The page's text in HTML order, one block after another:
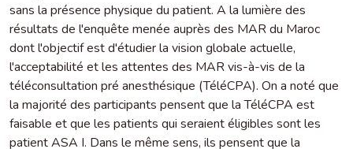
sans la présence physique du patient. A la lumière des
résultats de l'enquête menée auprès des MAR du Maroc
dont l'objectif est d'étudier la vision globale actuelle,
l'acceptabilité et les attentes des MAR vis-à-vis de la
téléconsultation pré anesthésique (TéléCPA). On a noté que
la majorité des participants pensent que la TéléCPA est
faisable et que les patients qui seraient éligibles sont les
patient ASA I. Dans le même sens, ils pensent que la